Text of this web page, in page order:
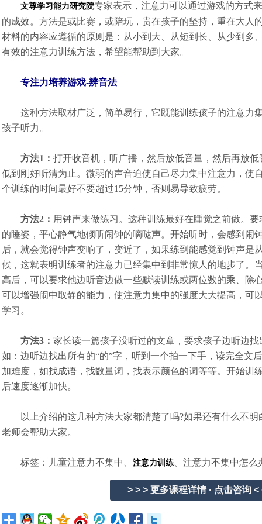
文尊学习能力研究院专家表示，注意力可以通过游戏的方式
的成效。方法是或比赛，或陪玩，贵在孩子的坚持，重在大人
材料的内容应遵循的原则是：从小到大、从短到长、从少到多
有效的注意力训练方法，希望能帮助到大家。
专注力培养游戏-辨音法
这种方法取材广泛，简单易行，它既能训练孩子的注意力
孩子听力。
方法1： 打开收音机，听广播，然后放低音量，然后再放
低到刚好听清为止。微弱的声音迫使自己尽力集中注意力，使
个训练的时间最好不要超过15分钟，否则易导致疲劳。
方法2： 用钟声来做练习。这种训练最好在睡觉之前做。
的睡姿，平心静气地倾听闹钟的嘀哒声。开始听时，会感到闹
后，就会觉得钟声变响了，变近了，如果练到能感觉到钟声是
候，这就表明训练者的注意力已经集中到非常惊人的地步了。
高后，可以要求他边听音边做一些默读训练或两位数的乘、除
可以增强闹中取静的能力，使注意力集中的强度大大提高，可
学习。
方法3： 家长读一篇孩子没听过的文章，要求孩子边听边
如：边听边找出所有的“的”字，听到一个拍一下手，读完全文
加难度，如找成语，找数量词，找表示颜色的词等等。开始训
后速度逐渐加快。
以上介绍的这几种方法大家都清楚了吗?如果还有什么不明
老师会帮助大家。
标签：儿童注意力不集中、 注意力训练、注意力不集中怎么
> > > 更多课程详情 · 点击咨询 <